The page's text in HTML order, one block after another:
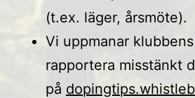
(t.ex. läger, årsmöte).
Vi uppmanar
rapportera misstänkt
på